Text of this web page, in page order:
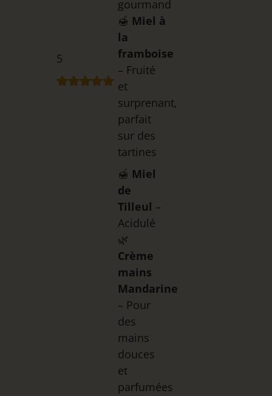
5
gourmand
🍯 Miel à
la
framboise
– Fruité
et
surprenant,
parfait
sur des
tartines
🍯 Miel
de
Tilleul –
Acidulé
🌿
Crème
mains
Mandarine
– Pour
des
mains
douces
et
parfumées